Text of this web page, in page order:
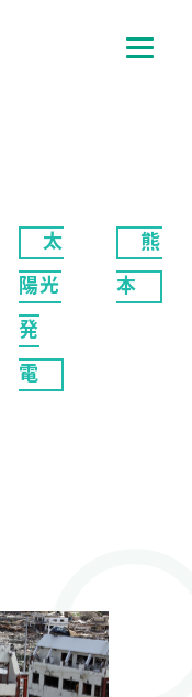
太
陽光
発
電
熊
本